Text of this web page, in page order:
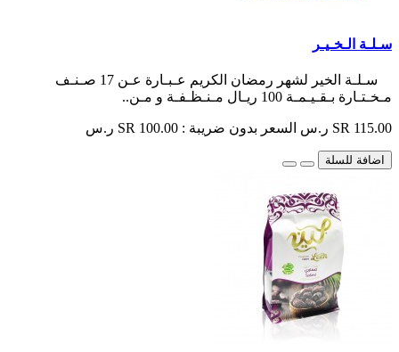
سـلـة الـخـيـر
سـلـة الخير لشهر رمضان الكريم عـبـارة عـن 17 صـنـف
مـخـتـارة بـقـيـمـة 100 ريـال مـنـظـفـة و مـن..
SR 115.00 ر.س السعر بدون ضريبة : SR 100.00 ر.س
اضافة للسلة